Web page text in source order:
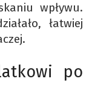
wpływu.
łatwiej
po